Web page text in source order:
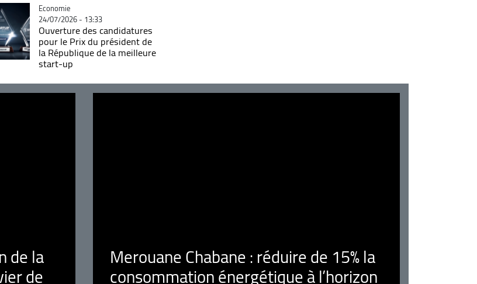
Catégorie
Economie
24/07/2026 - 13:33
Ouverture des candidatures
pour le Prix du président de
la République de la meilleure
start-up
de la
de
Merouane Chabane : réduire de 15% la
consommation énergétique à l’horizon